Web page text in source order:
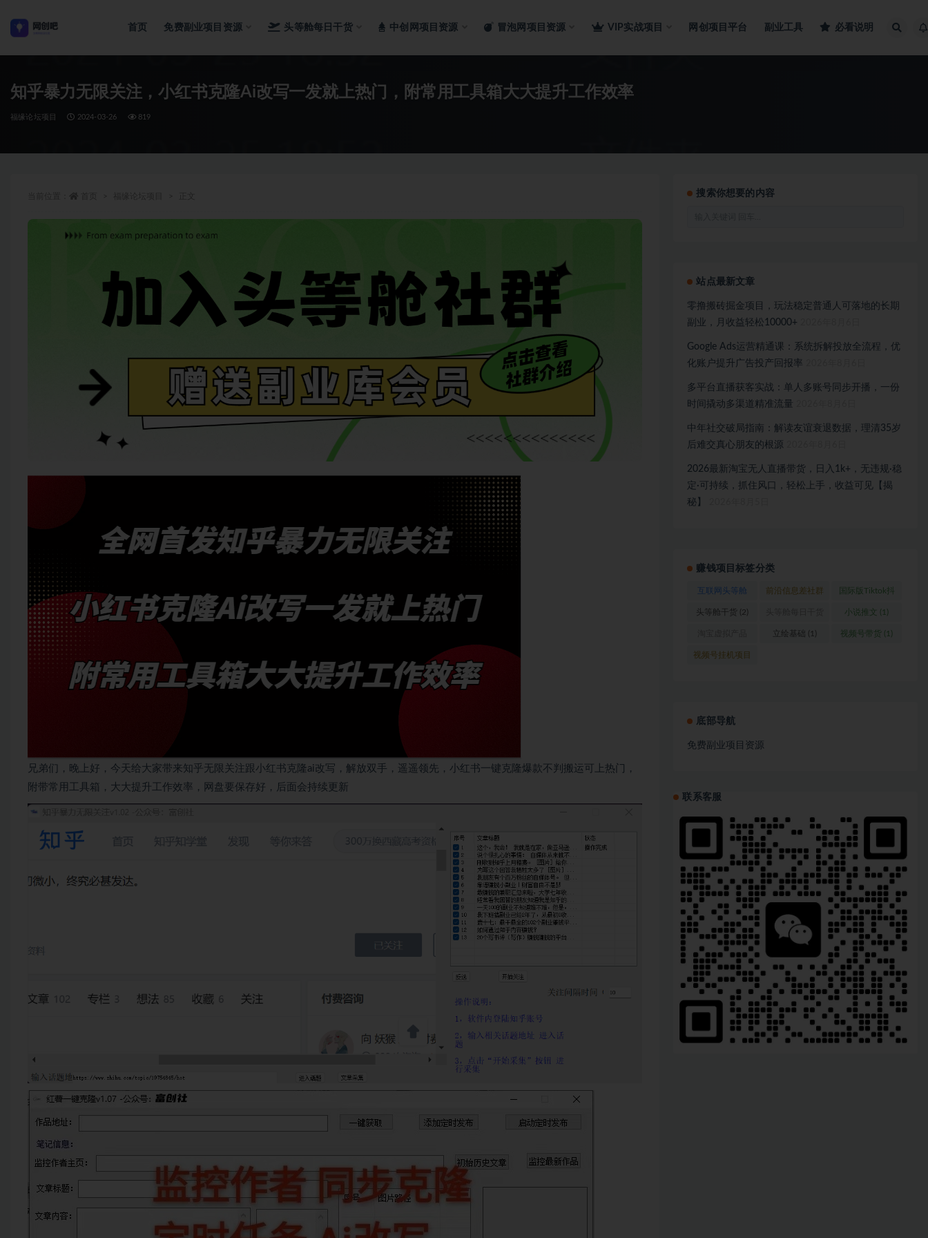
首页 免费副业项目资源 头等舱每日干货 中创网项目资源 冒泡网项目资源 VIP实战项目 网创项目平台 副业工具 必看说明
知乎暴力无限关注，小红书克隆Ai改写一发就上热门，附常用工具箱大大提升工作效率
福缘论坛项目 2024-03-26 819
兄弟们，晚上好，今天给大家带来知乎无限关注跟小红书克隆ai改写，解放双手，遥遥领先，小红书一键克隆爆款不判搬运可上热门，
附带常用工具箱，大大提升工作效率，网盘要保存好，后面会持续更新
搜索你想要的内容
站点最新文章
零撸搬砖掘金项目，玩法稳定普通人可落地的长期
副业，月收益轻松10000+
Google Ads运营精通课：系统拆解投放全流程，优
化账户提升广告投产回报率
多平台直播获客实战：单人多账号同步开播，一份
时间撬动多渠道精准流量
中年社交破局指南：解读友谊衰退数据，理清35岁
后难交真心朋友的根源
2026最新淘宝无人直播带货，日入1k+，无违规·稳
定·可持续，抓住风口，轻松上手，收益可见【揭
秘】
赚钱项目标签分类
互联网头等舱
(1)
前沿信息差社群 国际版Tiktok抖
音运营(1)
头等舱干货 (2)
(1)
小说推文 (1)
(1)
立绘基础 (1) 视频号带货 (1)
视频号挂机项目
底部导航
免费副业项目资源
联系客服